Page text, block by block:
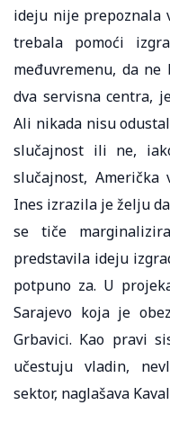
ideju nije prepoznala
trebala pomoći
međuvremenu, da
dva servisna centra,
Ali nikada nisu
slučajnost ili ne,
slučajnost, Američka
Ines izrazila je želju
se tiče
predstavila ideju
potpuno za. U
Sarajevo koja je
Grbavici. Kao pravi
učestuju vladin,
sektor, naglašava